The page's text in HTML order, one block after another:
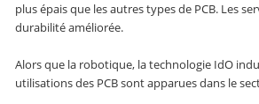
plus épais que les autres types de PCB. Les
durabilité améliorée.
Alors que la robotique, la technologie IdO
utilisations des PCB sont apparues dans le